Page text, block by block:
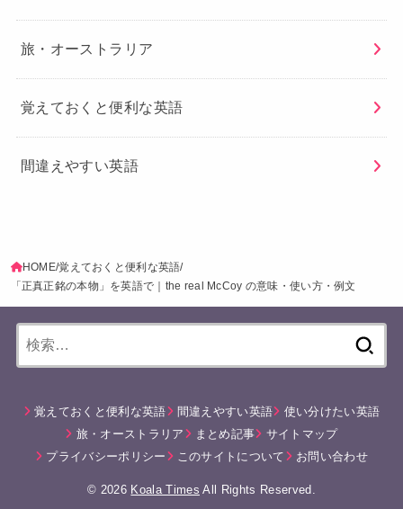
旅・オーストラリア
覚えておくと便利な英語
間違えやすい英語
HOME 覚えておくと便利な英語
「正真正銘の本物」を英語で｜the real McCoy の意味・使い方・例文
覚えておくと便利な英語 間違えやすい英語
使い分けたい英語
旅・オーストラリア
まとめ記事
サイトマップ
プライバシーポリシー
このサイトについて お問い合わせ
© 2026 Koala Times All Rights Reserved.